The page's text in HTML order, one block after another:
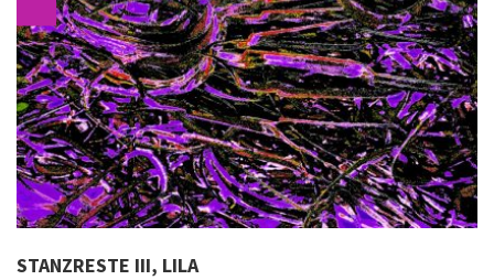
STANZRESTE III, LILA